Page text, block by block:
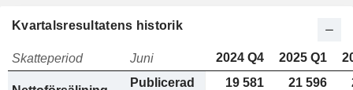
Kvartalsresultatens historik
Skatteperiod Juni 2024 Q4 2025 Q1
Publicerad
19 581
21 596